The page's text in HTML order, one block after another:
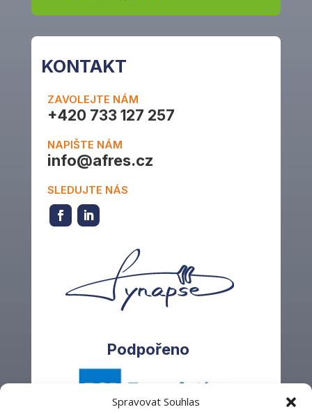
Spravovat Souhlas
KONTAKT
ZAVOLEJTE NÁM
+420 733 127 257
NAPIŠTE NÁM
info@afres.cz
SLEDUJTE NÁS
Podpořeno